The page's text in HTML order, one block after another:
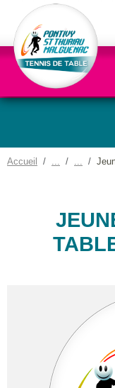
Accueil
Panneau de gestion